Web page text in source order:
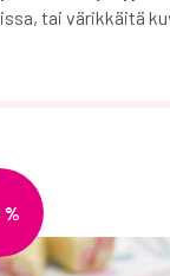
tai värikkäitä
%